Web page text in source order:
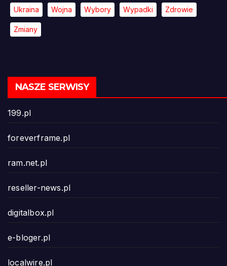
Ukraina Wojna Wybory Wypadki Zdrowie
Zmiany
NASZE SERWISY
199.pl
foreverframe.pl
ram.net.pl
reseller-news.pl
digitalbox.pl
e-bloger.pl
localwire.pl